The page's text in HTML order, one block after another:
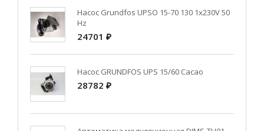
Насос Grundfos UPSO 15-70 130 1x230V 50
Hz
24701 ₽
Насос GRUNDFOS UPS 15/60 Cacao
28782 ₽